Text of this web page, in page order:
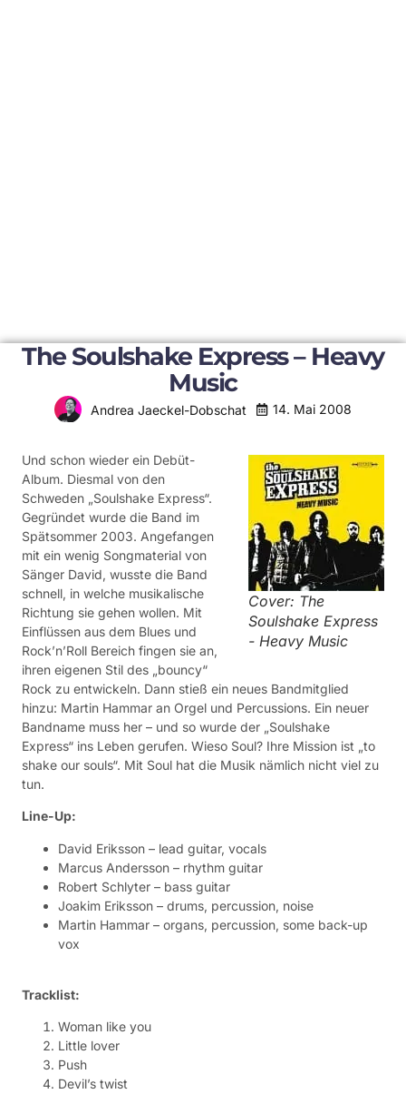
The Soulshake Express – Heavy
Music
Andrea Jaeckel-Dobschat 14. Mai 2008
Cover: The
Soulshake Express
- Heavy Music
Und schon wieder ein Debüt-
Album. Diesmal von den
Schweden „Soulshake Express“.
Gegründet wurde die Band im
Spätsommer 2003. Angefangen
mit ein wenig Songmaterial von
Sänger David, wusste die Band
schnell, in welche musikalische
Richtung sie gehen wollen. Mit
Einflüssen aus dem Blues und
Rock’n’Roll Bereich fingen sie an,
ihren eigenen Stil des „bouncy“
Rock zu entwickeln. Dann stieß ein neues Bandmitglied
hinzu: Martin Hammar an Orgel und Percussions. Ein neuer
Bandname muss her – und so wurde der „Soulshake
Express“ ins Leben gerufen. Wieso Soul? Ihre Mission ist „to
shake our souls“. Mit Soul hat die Musik nämlich nicht viel zu
tun.
Line-Up:
David Eriksson – lead guitar, vocals
Marcus Andersson – rhythm guitar
Robert Schlyter – bass guitar
Joakim Eriksson – drums, percussion, noise
Martin Hammar – organs, percussion, some back-up
vox
Tracklist:
Woman like you
Little lover
Push
Devil’s twist